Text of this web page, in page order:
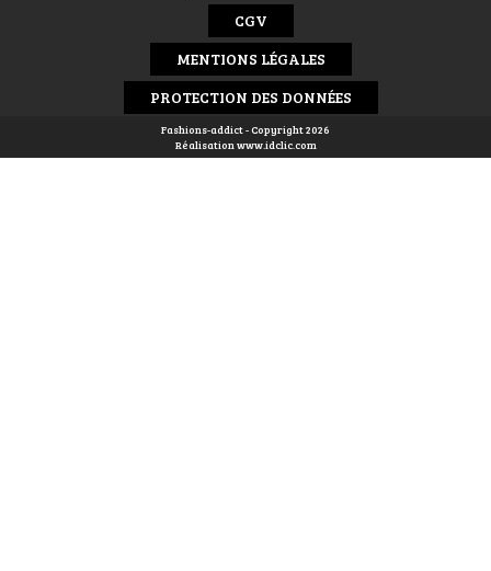
CGV
MENTIONS LÉGALES
PROTECTION DES DONNÉES
Fashions-addict - Copyright 2026
Réalisation www.idclic.com